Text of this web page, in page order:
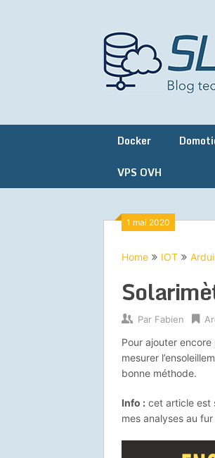
Docker
VPS OVH
1 mai 2020
Home IOT
Par Fabien
Pour ajouter
mesurer
bonne méthode.
Info : cet article est
mes analyses au